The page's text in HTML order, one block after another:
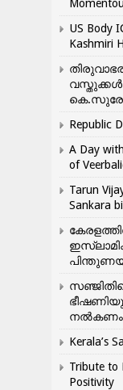
US Body
Kashmiri
Republic
A Day
of
Tarun
Sankara
നൽകണം:
Kerala’s
Tribute to
Positivity